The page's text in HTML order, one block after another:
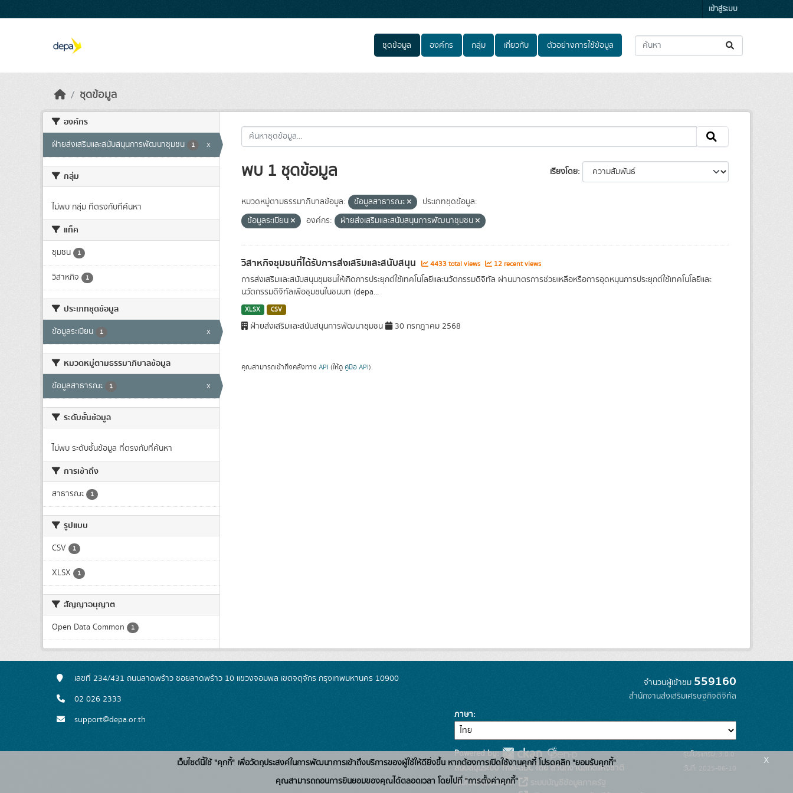
เข้าสู่ระบบ
ชุดข้อมูล องค์กร กลุ่ม เกี่ยวกับ ตัวอย่างการใช้ข้อมูล
ชุดข้อมูล
องค์กร
ฝ่ายส่งเสริมและสนับสนุนการพัฒนาชุมชน 1 x
กลุ่ม
ไม่พบ กลุ่ม ที่ตรงกับที่ค้นหา
แท็ค
ชุมชน 1
วิสาหกิจ 1
ประเภทชุดข้อมูล
ข้อมูลระเบียน 1 x
หมวดหมู่ตามธรรมาภิบาลข้อมูล
ข้อมูลสาธารณะ 1 x
ระดับชั้นข้อมูล
ไม่พบ ระดับชั้นข้อมูล ที่ตรงกับที่ค้นหา
การเข้าถึง
สาธารณะ 1
รูปแบบ
CSV 1
XLSX 1
สัญญาอนุญาต
Open Data Common 1
เรียงโดย
พบ 1 ชุดข้อมูล
หมวดหมู่ตามธรรมาภิบาลข้อมูล: ข้อมูลสาธารณะ
ประเภทชุดข้อมูล:
ข้อมูลระเบียน
องค์กร: ฝ่ายส่งเสริมและสนับสนุนการพัฒนาชุมชน
วิสาหกิจชุมชนที่ได้รับการส่งเสริมและสนับสนุน 4433 total views 12 recent views
การส่งเสริมและสนับสนุนชุมชนให้เกิดการประยุกต์ใช้เทคโนโลยีและนวัตกรรมดิจิทัล ผ่านมาตรการช่วยเหลือหรือการอุดหนุนการประยุกต์ใช้เทคโนโลยีและ
นวัตกรรมดิจิทัลเพื่อชุมชนในชนบท (depa...
XLSX CSV
ฝ่ายส่งเสริมและสนับสนุนการพัฒนาชุมชน 30 กรกฎาคม 2568
คุณสามารถเข้าถึงคลังทาง API (ให้ดู คู่มือ API).
เลขที่ 234/431 ถนนลาดพร้าว ซอยลาดพร้าว 10 แขวงจอมพล เขตจตุจักร กรุงเทพมหานคร 10900
02 026 2333
support@depa.or.th
จำนวนผู้เข้าชม 559160
สำนักงานส่งเสริมเศรษฐกิจดิจิทัล
ภาษา
Powered by:
สนับสนุนระบบ Thai-GDC โดย สำนักงานสถิติแห่งชาติ
เว็บไซต์ที่เกี่ยวข้อง:
รุ่นโปรแกรม: 3.0.0
วันที่: 2025-06-10
เว็บไซต์นี้ใช้ "คุกกี้" เพื่อวัตถุประสงค์ในการพัฒนาการเข้าถึงบริการของผู้ใช้ให้ดียิ่งขึ้น หากต้องการเปิดใช้งานคุกกี้ โปรดคลิก "ยอมรับคุกกี้"
คุณสามารถถอนการยินยอมของคุณได้ตลอดเวลา โดยไปที่ "การตั้งค่าคุกกี้"
x